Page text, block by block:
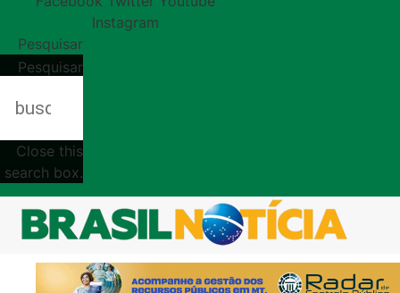
Instagram
Pesquisar
Pesquisar
Close this
search box.